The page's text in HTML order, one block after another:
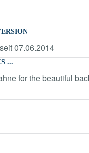
07.06.2014
...
for the beautiful